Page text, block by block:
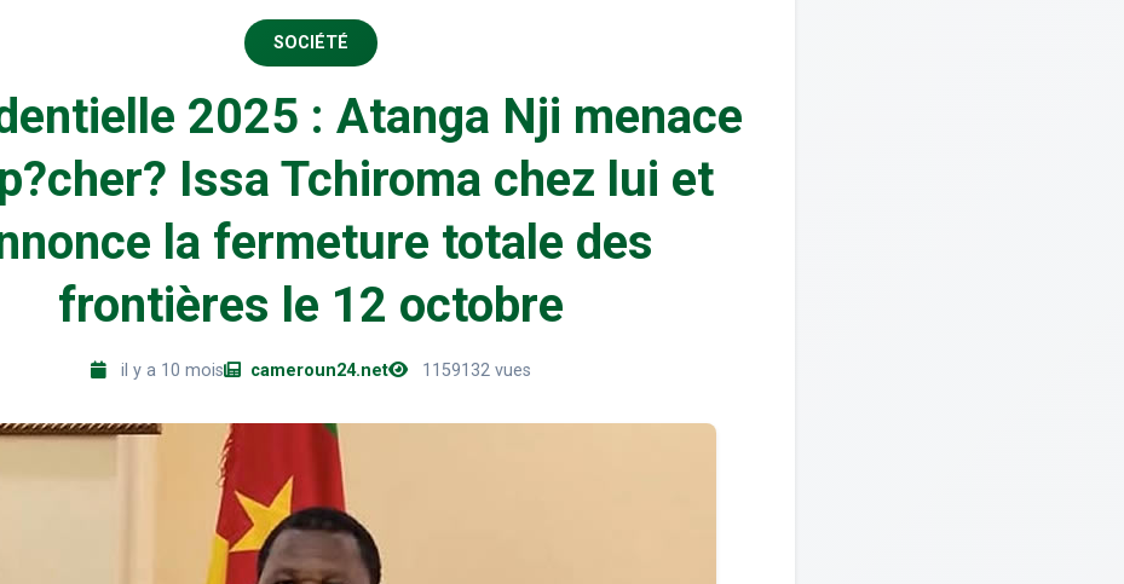
SOCIÉTÉ
2025 : Atanga Nji menace
Issa Tchiroma chez lui et
la fermeture totale des
frontières le 12 octobre
il y a 10 mois cameroun24.net 1159132 vues